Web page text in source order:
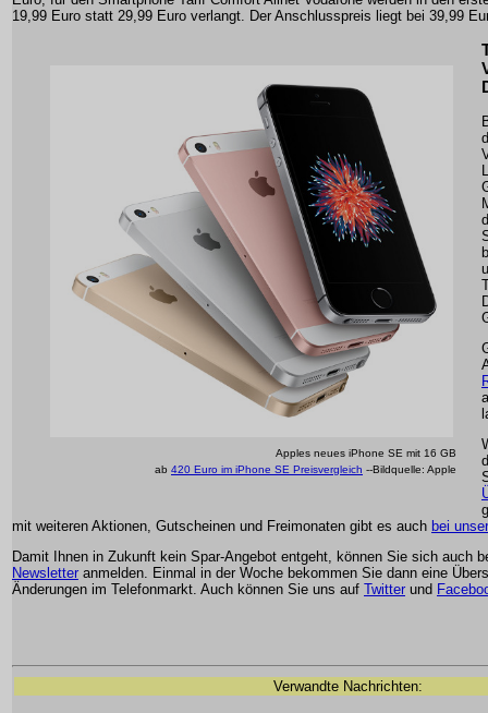
19,99 Euro statt 29,99 Euro verlangt. Der Anschlusspreis liegt bei 39,99
Apples neues iPhone SE mit 16 GB
ab 420 Euro im iPhone SE Preisvergleich --Bildquelle: Apple
mit weiteren Aktionen, Gutscheinen und Freimonaten gibt es auch bei
Damit Ihnen in Zukunft kein Spar-Angebot entgeht, können Sie sich auch
Newsletter anmelden. Einmal in der Woche bekommen Sie dann eine
Änderungen im Telefonmarkt. Auch können Sie uns auf Twitter und
Verwandte Nachrichten: